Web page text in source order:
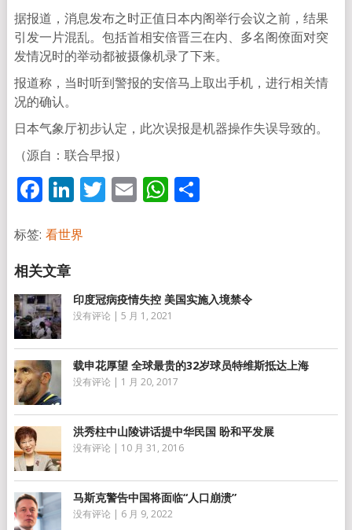
据报道，消息发布之时正值日本内阁举行会议之前，结果
引发一片混乱。包括首相安倍晋三在内、多名阁僚面对突
发情况时的举动都被摄像机录了下来。
报道称，当时听到警报的安倍马上取出手机，进行相关情
况的确认。
日本气象厅初步认定，此次误报是机器操作失误导致的。
（源自：联合早报）
Facebook
LinkedIn
Twitter
EmailWhatsApp
分
标签: 看世界
印度冠病疫情失控 美国实施入境禁令
没有评论 | 5 月 1, 2021
载申花厚望 全球最贵的32岁球员特维斯抵达上海
没有评论 | 1 月 20, 2017
洪秀柱中山陵讲话提中华民国 盼和平发展
没有评论 | 10 月 31, 2016
马斯克警告中国将面临“人口崩溃”
没有评论 | 6 月 9, 2022